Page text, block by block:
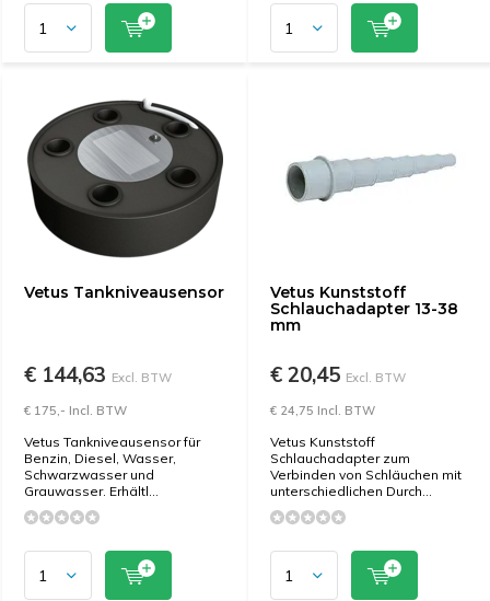
Vetus Tankniveausensor
€ 144,63 Excl. BTW
€ 175,- Incl. BTW
Vetus Tankniveausensor für
Benzin, Diesel, Wasser,
Schwarzwasser und
Grauwasser. Erhältl...
Vetus Kunststoff
Schlauchadapter 13-38
mm
€ 20,45 Excl. BTW
€ 24,75 Incl. BTW
Vetus Kunststoff
Schlauchadapter zum
Verbinden von Schläuchen mit
unterschiedlichen Durch...